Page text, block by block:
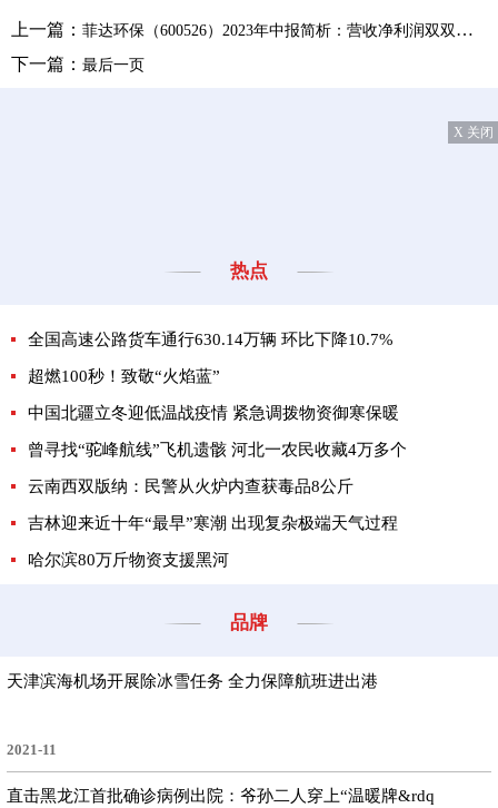
上一篇： 菲达环保（600526）2023年中报简析：营收净利润双双增长，应收账款高企
下一篇： 最后一页
X 关闭
热点
全国高速公路货车通行630.14万辆 环比下降10.7%
超燃100秒！致敬“火焰蓝”
中国北疆立冬迎低温战疫情 紧急调拨物资御寒保暖
曾寻找“驼峰航线”飞机遗骸 河北一农民收藏4万多个
云南西双版纳：民警从火炉内查获毒品8公斤
吉林迎来近十年“最早”寒潮 出现复杂极端天气过程
哈尔滨80万斤物资支援黑河
品牌
天津滨海机场开展除冰雪任务 全力保障航班进出港
2021-11
直击黑龙江首批确诊病例出院：爷孙二人穿上“温暖牌&rdq